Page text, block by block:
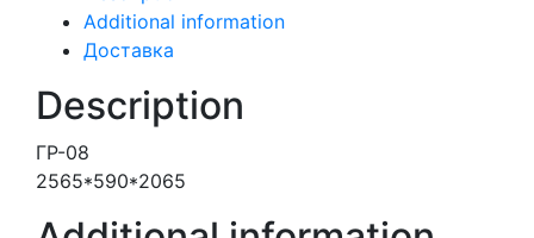
Additional information
Доставка
Description
ГР-08
2565*590*2065